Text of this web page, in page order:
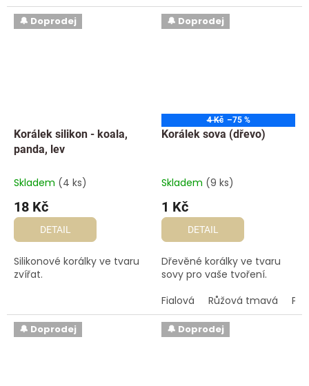
🔔 Doprodej
Korálek silikon - koala,
panda, lev
Skladem (4 ks)
18 Kč
DETAIL
Silikonové korálky ve tvaru
zvířat.
🔔 Doprodej
4 Kč –75 %
Korálek sova (dřevo)
Skladem (9 ks)
1 Kč
DETAIL
Dřevěné korálky ve tvaru
sovy pro vaše tvoření.
Fialová
Růžová tmavá
🔔 Doprodej 🔔 Doprodej